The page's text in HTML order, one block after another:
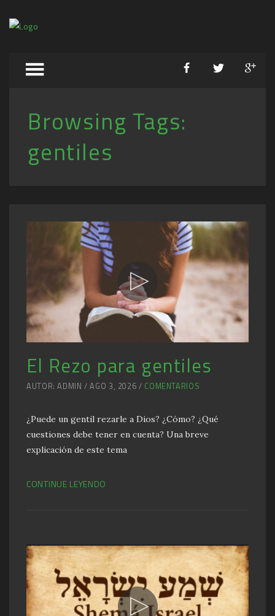
Browsing Tags:
gentiles
El Rezo para gentiles
AUTOR: ADMIN / AGO 3, 2026 / COMENTARIOS
¿Puede un gentil rezarle a Dios? ¿Cómo? ¿Qué
cuestiones debe tener en cuenta? Una breve
explicación de este tema
CONTINUE LEYENDO